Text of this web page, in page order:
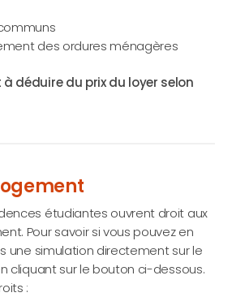
des ordures ménagères
à déduire du prix du loyer selon
étudiantes ouvrent droit aux
Pour savoir si vous pouvez en
une simulation directement sur le
cliquant sur le bouton ci-dessous.
: